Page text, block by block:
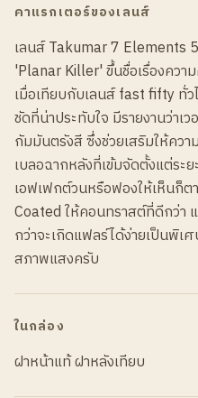
คาแรกเตอร์ของเลนส์
เลนส์ Takumar 7 Elements
'Planar Killer' ขึ้นชื่อเรื่องควา
เมื่อเทียบกับเลนส์ fast fifty ทั่
ชัดที่น่าประทับใจ มีรายงานว่าเ
กัมมันตรังสี ซึ่งช่วยเสริมให้คว
เบลอฉากหลังที่เข้มจัดตั้งแต่ร
เอฟเฟกต์วนหรือฟองให้เห็นก็
Coated ให้คอนทราสต์ที่ดีกว่า
กว่าจะเกิดแฟลร์ได้ง่ายเป็นพิ
สภาพแสงครับ
ในกล่อง
ฝาหน้าแท้ ฝาหลังเทียบ